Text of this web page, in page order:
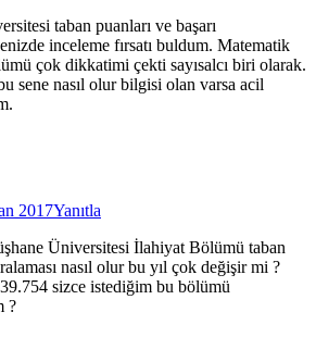
taban puanları ve başarı
inceleme fırsatı buldum. Matematik
çok dikkatimi çekti sayısalcı biri olarak.
sene nasıl olur bilgisi olan varsa acil
2017Yanıtla
Üniversitesi İlahiyat Bölümü taban
nasıl olur bu yıl çok değişir mi ?
sizce istediğim bu bölümü
?